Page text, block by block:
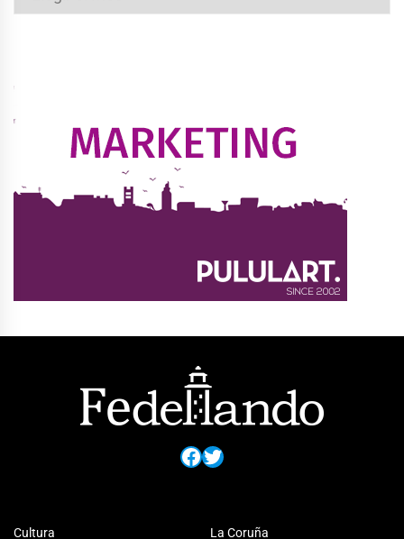
Facebook
Twitter
Cultura La Coruña